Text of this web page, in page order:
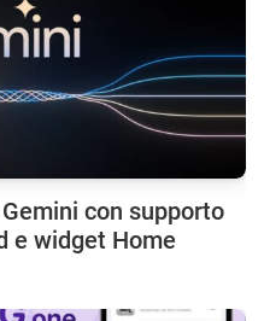
con supporto
e widget Home